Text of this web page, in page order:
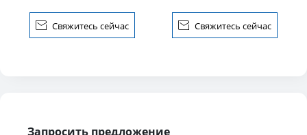
кно хлеба плоское дно
мешок с оловянны
 Свяжитесь сейчас
а плоское дно мешок с
оловянным кравато
 Свяжитесь сейчас
Запросить предложение